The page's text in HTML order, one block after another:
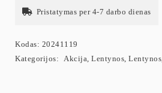
Pristatymas per 4-7 darbo dienas
Kodas: 20241119
Kategorijos:
Akcija Lentynos Lentynos